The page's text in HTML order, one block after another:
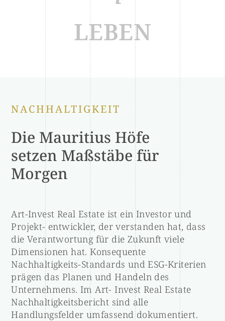
LEBEN
NACHHALTIGKEIT
Die Mauritius Höfe
setzen Maßstäbe für
Morgen
Art-Invest Real Estate ist ein Investor und
Projekt- entwickler, der verstanden hat, dass
die Verantwortung für die Zukunft viele
Dimensionen hat. Konsequente
Nachhaltigkeits-Standards und ESG-Kriterien
prägen das Planen und Handeln des
Unternehmens. Im Art- Invest Real Estate
Nachhaltigkeitsbericht sind alle
Handlungsfelder umfassend dokumentiert.